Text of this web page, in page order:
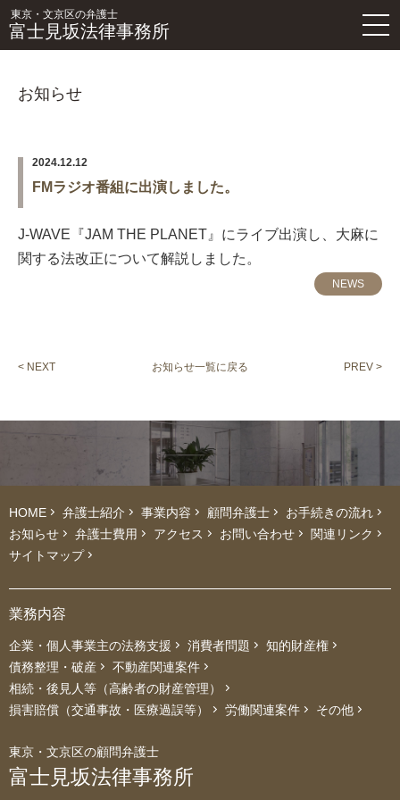
東京・文京区の弁護士
富士見坂法律事務所
お知らせ
FMラジオ番組に出演しました。
2024.12.12
J-WAVE『JAM THE PLANET』にライブ出演し、大麻に
関する法改正について解説しました。
NEWS
< NEXT お知らせ一覧に戻る PREV >
HOME 弁護士紹介 事業内容 顧問弁護士
お手続きの流れ
お知らせ
弁護士費用 アクセス お問い合わせ
関連リンク
サイトマップ
業務内容
企業・個人事業主の法務支援 消費者問題
知的財産権
債務整理・破産
不動産関連案件
相続・後見人等（高齢者の財産管理）
損害賠償（交通事故・医療過誤等）
労働関連案件 その他
東京・文京区の顧問弁護士
富士見坂法律事務所